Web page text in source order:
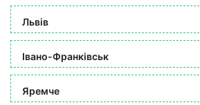
Львів
Івано-Франківськ
Яремче